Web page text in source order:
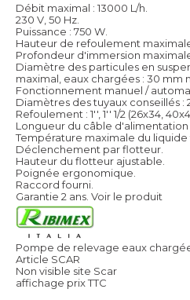
Débit maximal : 13000 L/h.
230 V, 50 Hz.
Puissance : 750 W.
Hauteur de refoulement
Profondeur d'immersion maximale
Diamètre des particules en
maximal, eaux chargées : 30 mm
Fonctionnement manuel /
Diamètres des tuyaux conseillés :
Refoulement : 1'', 1'' 1/2 (26x34,
Longueur du câble d'alimentation :
Température maximale du liquide
Déclenchement par flotteur.
Hauteur du flotteur ajustable.
Poignée ergonomique.
Raccord fourni.
Garantie 2 ans. Voir le produit
Pompe de relevage eaux
Article SCAR
Non visible site Scar
affichage prix TTC